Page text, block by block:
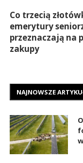
Co trzecią
emerytury
przeznaczają na
zakupy
NAJNOWSZE